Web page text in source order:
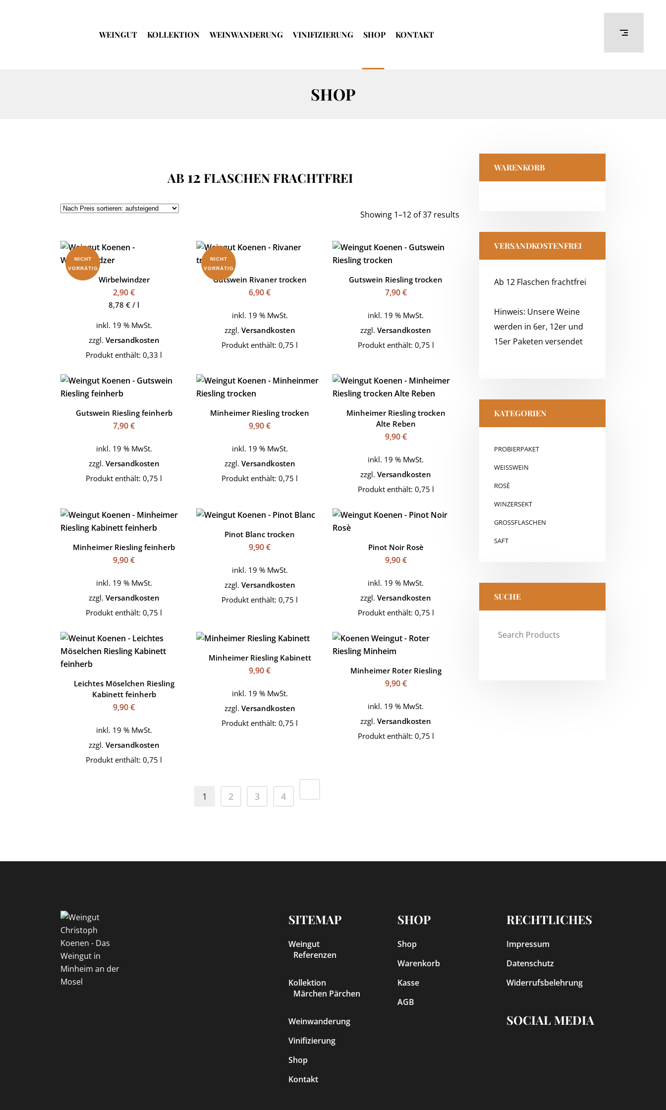
WEINGUT KOLLEKTION WEINWANDERUNG VINIFIZIERUNG SHOP KONTAKT
SHOP
AB 12 FLASCHEN FRACHTFREI
Showing 1–12 of 37 results
NICHT
VORRÄTIG
Wirbelwindzer
2,90€
8,78€ / l
inkl. 19 % MwSt.
zzgl. Versandkosten
Produkt enthält: 0,33 l
NICHT
VORRÄTIG
Gutswein Rivaner trocken
6,90€
inkl. 19 % MwSt.
zzgl. Versandkosten
Produkt enthält: 0,75 l
Gutswein Riesling trocken
7,90€
inkl. 19 % MwSt.
zzgl.Versandkosten
Produkt enthält: 0,75 l
Gutswein Riesling feinherb
7,90€
inkl. 19 % MwSt.
zzgl. Versandkosten
Produkt enthält: 0,75 l
Minheimer Riesling trocken
9,90€
inkl. 19 % MwSt.
zzgl. Versandkosten
Produkt enthält: 0,75 l
Minheimer Riesling trocken
Alte Reben
9,90€
inkl. 19 % MwSt.
zzgl.Versandkosten
Produkt enthält: 0,75 l
Minheimer Riesling feinherb
9,90€
inkl. 19 % MwSt.
zzgl. Versandkosten
Produkt enthält: 0,75 l
Pinot Blanc trocken
9,90€
inkl. 19 % MwSt.
zzgl. Versandkosten
Produkt enthält: 0,75 l
Pinot Noir Rosè
9,90€
inkl. 19 % MwSt.
zzgl.Versandkosten
Produkt enthält: 0,75 l
Leichtes Möselchen Riesling
Kabinett feinherb
9,90€
inkl. 19 % MwSt.
zzgl. Versandkosten
Produkt enthält: 0,75 l
Minheimer Riesling Kabinett
9,90€
inkl. 19 % MwSt.
zzgl. Versandkosten
Produkt enthält: 0,75 l
Minheimer Roter Riesling
9,90€
inkl. 19 % MwSt.
zzgl.Versandkosten
Produkt enthält: 0,75 l
1 2 3 4
WARENKORB
VERSANDKOSTENFREI
Ab 12 Flaschen frachtfrei
Hinweis: Unsere Weine
werden in 6er, 12er und
15er Paketen versendet
KATEGORIEN
PROBIERPAKET
WEISSWEIN
ROSÈ
WINZERSEKT
GROSSFLASCHEN
SAFT
SUCHE
SITEMAP
Weingut
Referenzen
Kollektion
Märchen Pärchen
Weinwanderung
Vinifizierung
Shop
Kontakt
SHOP
Shop
Warenkorb
Kasse
AGB
RECHTLICHES
Impressum
Datenschutz
Widerrufsbelehrung
SOCIAL MEDIA